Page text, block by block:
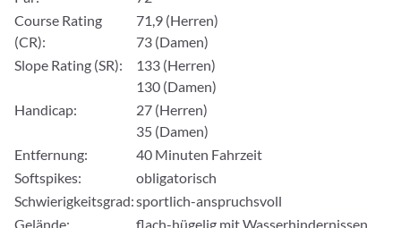
Course Rating
(CR):
71,9 (Herren)
73 (Damen)
Slope Rating (SR):
133 (Herren)
130 (Damen)
Handicap:
27 (Herren)
35 (Damen)
Entfernung:
40 Minuten Fahrzeit
Softspikes:
obligatorisch
Schwierigkeitsgrad:sportlich-anspruchsvoll
Gelände:
flach-hügelig mit Wasserhindernissen